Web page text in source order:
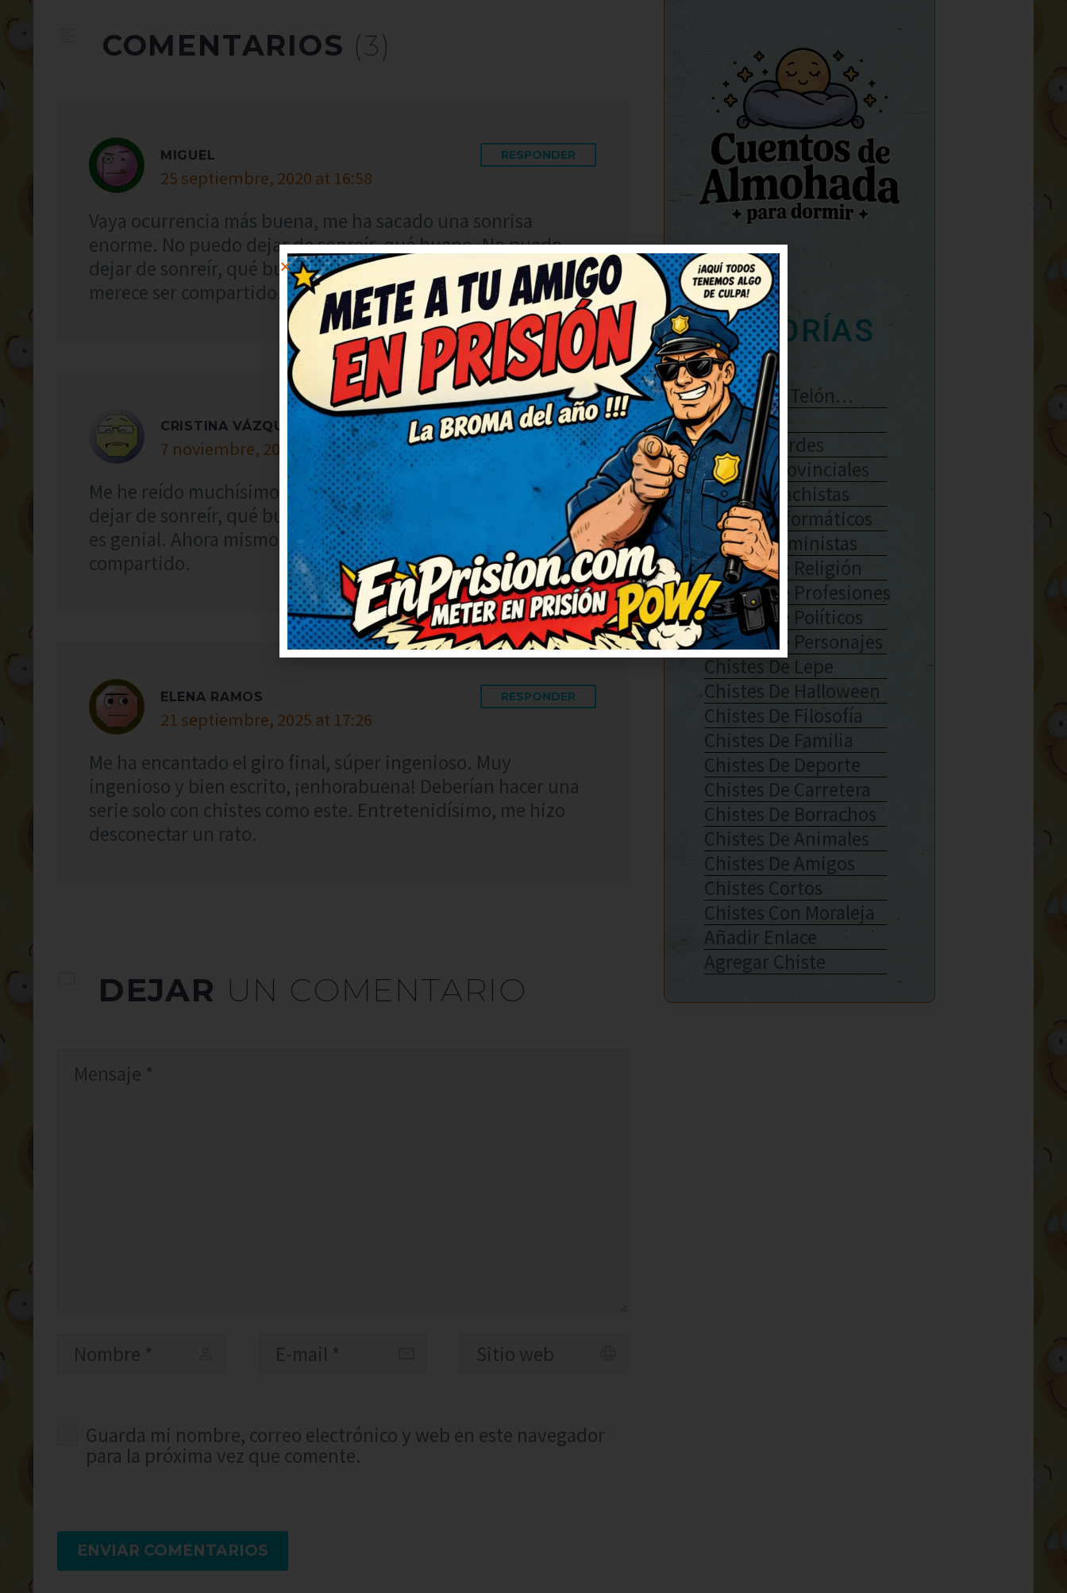
COMENTARIOS (3)
MIGUEL
25 septiembre, 2020 at 16:58
RESPONDER
Vaya ocurrencia más buena, me ha sacado una sonrisa
enorme. No puedo dejar de sonreír, qué bueno. No puedo
dejar de sonreír, qué bueno. Ahora mismo lo reenvío porque
merece ser compartido.
CRISTINA VÁZQUEZ
7 noviembre, 2021 at 6:04
RESPONDER
Me he reído muchísimo con este chiste, de verdad. No puedo
dejar de sonreír, qué bueno. Me quedo con la ocurrencia final,
es genial. Ahora mismo lo reenvío porque merece ser
compartido.
ELENA RAMOS
21 septiembre, 2025 at 17:26
RESPONDER
Me ha encantado el giro final, súper ingenioso. Muy
ingenioso y bien escrito, ¡enhorabuena! Deberían hacer una
serie solo con chistes como este. Entretenidísimo, me hizo
desconectar un rato.
DEJAR UN COMENTARIO
Guarda mi nombre, correo electrónico y web en este navegador
para la próxima vez que comente.
ENVIAR COMENTARIOS
CATEGORÍAS
Se Abre El Telón…
Enlaces
Chistes Verdes
Chistes Provinciales
Chistes Machistas
Chistes Informáticos
Chistes Feministas
Chistes De Religión
Chistes De Profesiones
Chistes De Políticos
Chistes De Personajes
Chistes De Lepe
Chistes De Halloween
Chistes De Filosofía
Chistes De Familia
Chistes De Deporte
Chistes De Carretera
Chistes De Borrachos
Chistes De Animales
Chistes De Amigos
Chistes Cortos
Chistes Con Moraleja
Añadir Enlace
Agregar Chiste